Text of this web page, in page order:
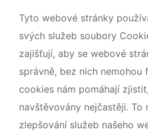
Tyto webové stránky
svých služeb soubory
zajišťují, aby se webové
správně, bez nich
cookies nám pomáhají
navštěvovány nejčastěji. To
zlepšování služeb našeho